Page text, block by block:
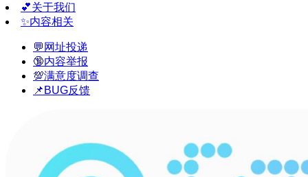
💕关于我们
✨内容相关
💬网址投递
🔞内容举报
💯满意度调查
📌BUG反馈